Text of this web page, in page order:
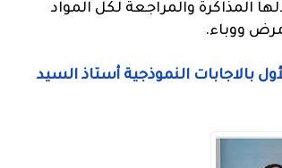
المذاكرة والمراجعة لكل المواد
ووباء.
بالاجابات النموذجية أستاذ السيد